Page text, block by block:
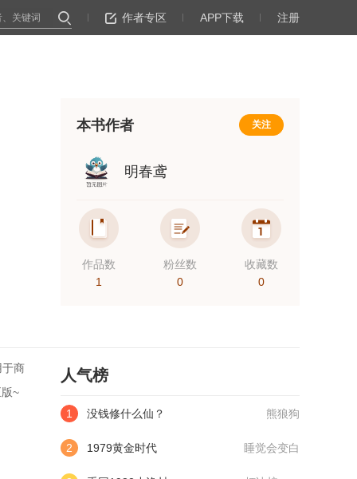
作者专区 APP下载 注册
本书作者 关注
明春鸢
作品数
1
粉丝数
0
收藏数
0
于商
~
人气榜
1 没钱修什么仙？ 熊狼狗
2 1979黄金时代 睡觉会变白